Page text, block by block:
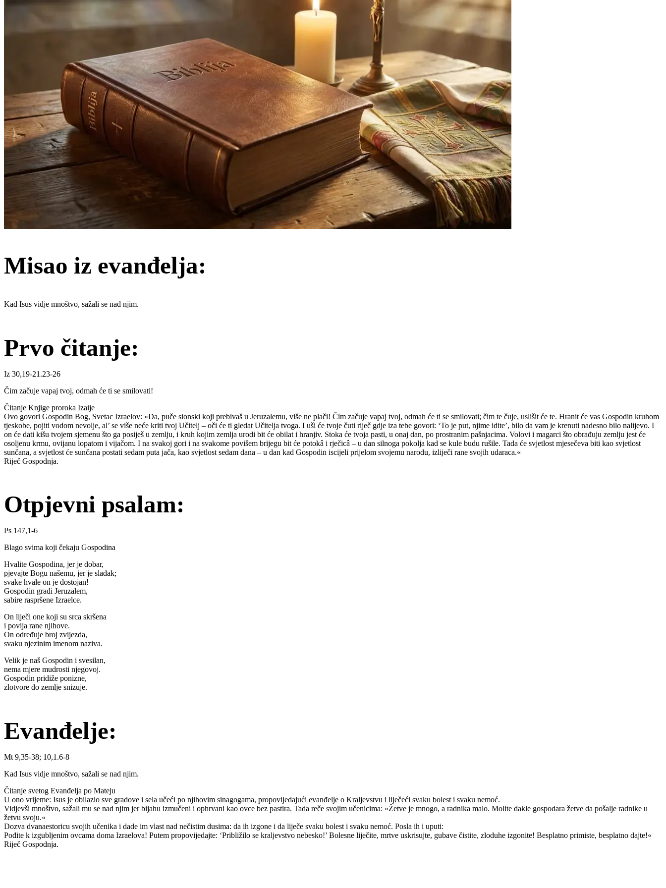
Misao iz evanđelja:
Kad Isus vidje mnoštvo, sažali se nad njim.
Prvo čitanje:
Iz 30,19-21.23-26
Čim začuje vapaj tvoj, odmah će ti se smilovati!
Čitanje Knjige proroka Izaije
Ovo govori Gospodin Bog, Svetac Izraelov: »Da, puče sionski koji prebivaš u Jeruzalemu, više ne plači! Čim začuje vapaj tvoj, odmah će ti se smilovati; čim te čuje, uslišit će te. Hranit će vas Gospodin kruhom
tjeskobe, pojiti vodom nevolje, al’ se više neće kriti tvoj Učitelj – oči će ti gledat Učitelja tvoga. I uši će tvoje čuti riječ gdje iza tebe govori: ‘To je put, njime idite’, bilo da vam je krenuti nadesno bilo nalijevo. I
on će dati kišu tvojem sjemenu što ga posiješ u zemlju, i kruh kojim zemlja urodi bit će obilat i hranjiv. Stoka će tvoja pasti, u onaj dan, po prostranim pašnjacima. Volovi i magarci što obrađuju zemlju jest će
osoljenu krmu, ovijanu lopatom i vijačom. I na svakoj gori i na svakome povišem brijegu bit će potokâ i rječicâ – u dan silnoga pokolja kad se kule budu rušile. Tada će svjetlost mjesečeva biti kao svjetlost
sunčana, a svjetlost će sunčana postati sedam puta jača, kao svjetlost sedam dana – u dan kad Gospodin iscijeli prijelom svojemu narodu, izliječi rane svojih udaraca.«
Riječ Gospodnja.
Otpjevni psalam:
Ps 147,1-6
Blago svima koji čekaju Gospodina
Hvalite Gospodina, jer je dobar,
pjevajte Bogu našemu, jer je sladak;
svake hvale on je dostojan!
Gospodin gradi Jeruzalem,
sabire raspršene Izraelce.
On liječi one koji su srca skršena
i povija rane njihove.
On određuje broj zvijezda,
svaku njezinim imenom naziva.
Velik je naš Gospodin i svesilan,
nema mjere mudrosti njegovoj.
Gospodin pridiže ponizne,
zlotvore do zemlje snizuje.
Evanđelje:
Mt 9,35-38; 10,1.6-8
Kad Isus vidje mnoštvo, sažali se nad njim.
Čitanje svetog Evanđelja po Mateju
U ono vrijeme: Isus je obilazio sve gradove i sela učeći po njihovim sinagogama, propovijedajući evanđelje o Kraljevstvu i liječeći svaku bolest i svaku nemoć.
Vidjevši mnoštvo, sažali mu se nad njim jer bijahu izmučeni i ophrvani kao ovce bez pastira. Tada reče svojim učenicima: »Žetve je mnogo, a radnika malo. Molite dakle gospodara žetve da pošalje radnike u
žetvu svoju.«
Dozva dvanaestoricu svojih učenika i dade im vlast nad nečistim dusima: da ih izgone i da liječe svaku bolest i svaku nemoć. Posla ih i uputi:
Pođite k izgubljenim ovcama doma Izraelova! Putem propovijedajte: ‘Približilo se kraljevstvo nebesko!’ Bolesne liječite, mrtve uskrisujte, gubave čistite, zloduhe izgonite! Besplatno primiste, besplatno dajte!«
Riječ Gospodnja.